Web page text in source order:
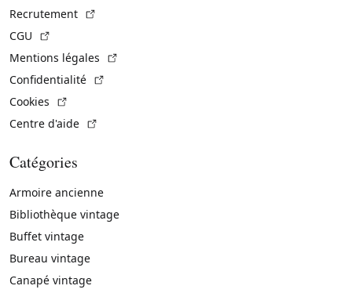
Recrutement
CGU
Mentions légales
Confidentialité
Cookies
Centre d'aide
Catégories
Armoire ancienne
Bibliothèque vintage
Buffet vintage
Bureau vintage
Canapé vintage